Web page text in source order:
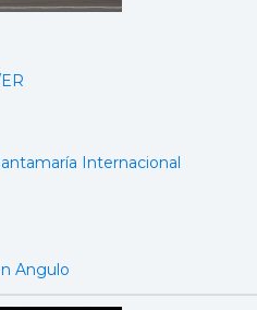
Internacional
Angulo